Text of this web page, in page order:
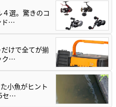
選。驚きのコ
ド…
けで全てが揃
ク…
小魚がヒント
セ…